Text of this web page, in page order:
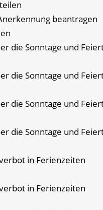
beantragen
die Sonntage und
die Sonntage und
die Sonntage und
die Sonntage und
in Ferienzeiten
in Ferienzeiten